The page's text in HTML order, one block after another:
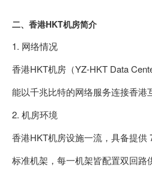
二、香港HKT机房简介
1. 网络情况
香港HKT机房（YZ-HKT Data
能以千兆比特的网络服务连接香
2. 机房环境
香港HKT机房设施一流，具备提供
标准机架，每一机架皆配置双回